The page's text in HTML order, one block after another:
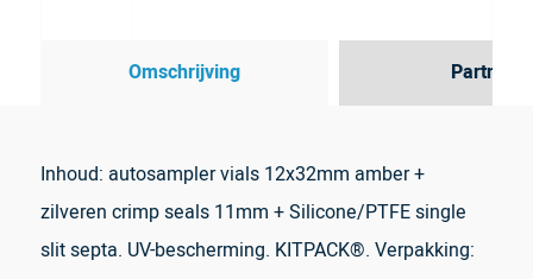
Omschrijving Partner
Inhoud: autosampler vials 12x32mm amber +
zilveren crimp seals 11mm + Silicone/PTFE single
slit septa. UV-bescherming. KITPACK®. Verpakking: